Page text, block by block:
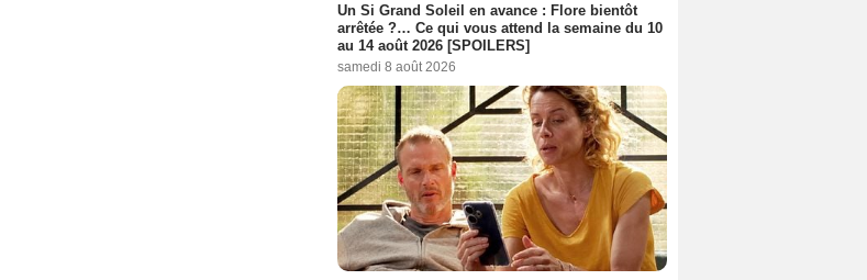
Un Si Grand Soleil en avance : Flore bientôt
arrêtée ?… Ce qui vous attend la semaine du 10
au 14 août 2026 [SPOILERS]
samedi 8 août 2026